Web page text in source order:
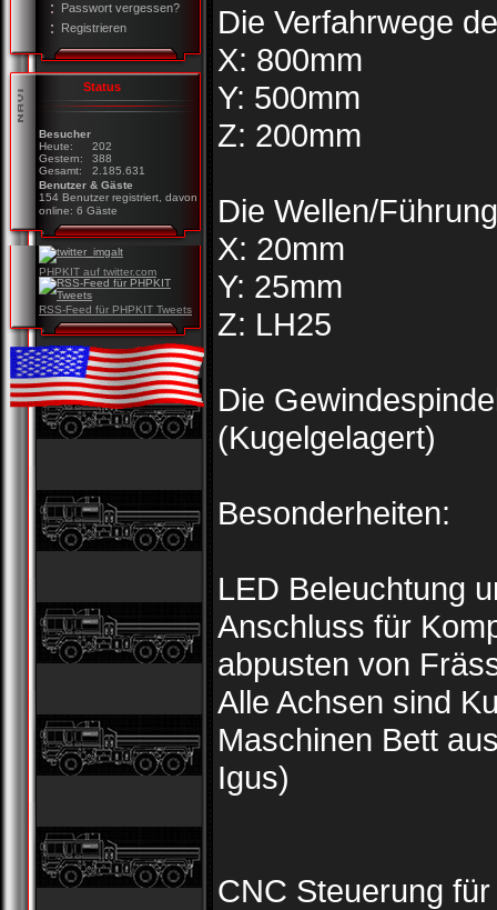
Passwort vergessen?
Registrieren
Status
Besucher
Heute:
202
Gestern:
388
Gesamt:
2.185.631
Benutzer & Gäste
154 Benutzer registriert, davon
online: 6 Gäste
PHPKIT auf twitter.com
RSS-Feed für PHPKIT Tweets
Die Verfahrwege
X: 800mm
Y: 500mm
Z: 200mm
Die Wellen/
X: 20mm
Y: 25mm
Z: LH25
Die
(Kugelgelagert)
Besonderheiten:
LED Beleuchtung
Anschluss für
abpusten von
Alle Achsen sind
Maschinen Bett
Igus)
CNC Steuerung